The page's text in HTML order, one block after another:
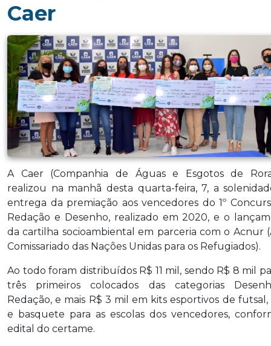
Caer
A Caer (Companhia de Águas e Esgotos de
realizou na manhã desta quarta-feira, 7, a
entrega da premiação aos vencedores do 1º
Redação e Desenho, realizado em 2020, e o
da cartilha socioambiental em parceria com o Acnur
Comissariado das Nações Unidas para os Refugiados).
Ao todo foram distribuídos R$ 11 mil, sendo R$ 8 mil
três primeiros colocados das categorias
Redação, e mais R$ 3 mil em kits esportivos de futsal,
e basquete para as escolas dos vencedores,
edital do certame.